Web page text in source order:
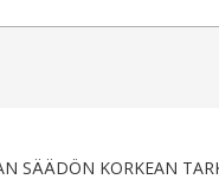
SÄÄDÖN KORKEAN